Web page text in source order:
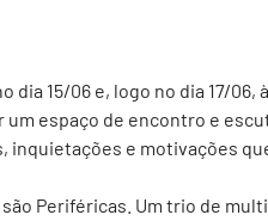
dia 15/06 e, logo no dia 17/06,
um espaço de encontro e
inquietações e motivações
são Periféricas. Um trio de